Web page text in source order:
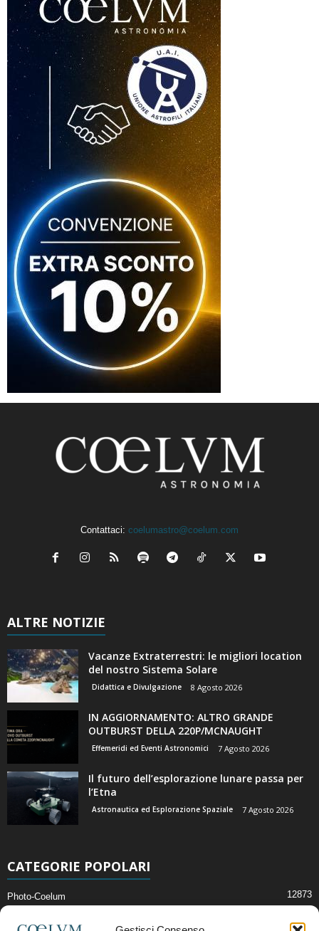
Contattaci: coelumastro@coelum.com
ALTRE NOTIZIE
Vacanze Extraterrestri: le migliori location
del nostro Sistema Solare
Didattica e Divulgazione 8 Agosto 2026
IN AGGIORNAMENTO: ALTRO GRANDE
OUTBURST DELLA 220P/MCNAUGHT
Effemeridi ed Eventi Astronomici 7 Agosto 2026
Il futuro dell’esplorazione lunare passa per
l’Etna
Astronautica ed Esplorazione Spaziale 7 Agosto 2026
CATEGORIE POPOLARI
Photo-Coelum 12873